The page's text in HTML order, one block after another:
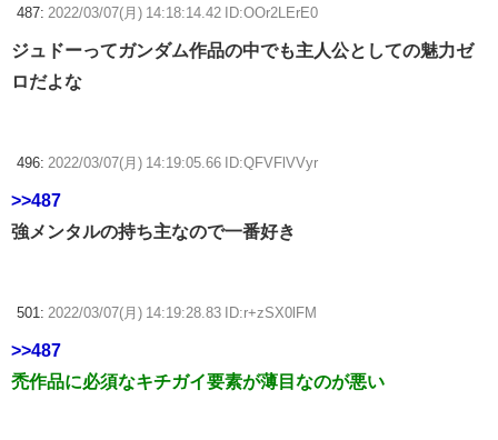
487: 2022/03/07(月) 14:18:14.42 ID:OOr2LErE0
ジュドーってガンダム作品の中でも主人公としての魅力ゼ
ロだよな
496: 2022/03/07(月) 14:19:05.66 ID:QFVFlVVyr
>>487
強メンタルの持ち主なので一番好き
501: 2022/03/07(月) 14:19:28.83 ID:r+zSX0lFM
>>487
禿作品に必須なキチガイ要素が薄目なのが悪い